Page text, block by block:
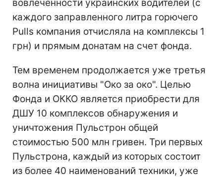
вовлеченности украинских водителей (с
каждого заправленного литра горючего
Pulls компания отчисляла на комплексы 1
грн) и прямым донатам на счет фонда.
Тем временем продолжается уже третья
волна инициативы "Око за око". Целью
Фонда и ОККО является приобрести для
ДШУ 10 комплексов обнаружения и
уничтожения Пульстрон общей
стоимостью 500 млн гривен. Три первых
Пульстрона, каждый из которых состоит
из более 40 наименований техники, уже